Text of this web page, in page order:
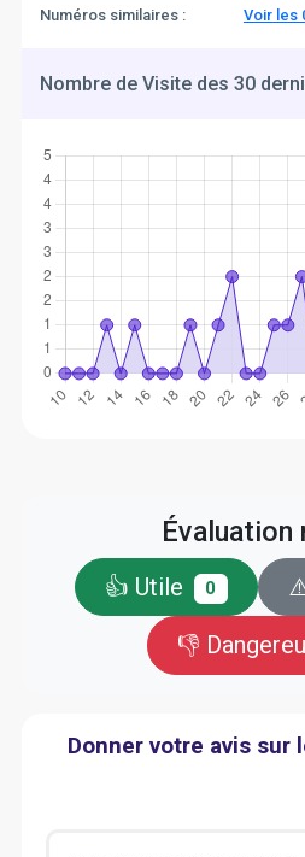
Numéros similaires : Voir les
Nombre de Visite des 30
Évaluation
👍 Utile 0
👎
Donner votre avis sur